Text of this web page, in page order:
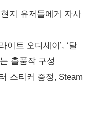
지 유저들에게 자사
이트 오디세이’, ‘달
출품작 구성
스티커 증정, Steam